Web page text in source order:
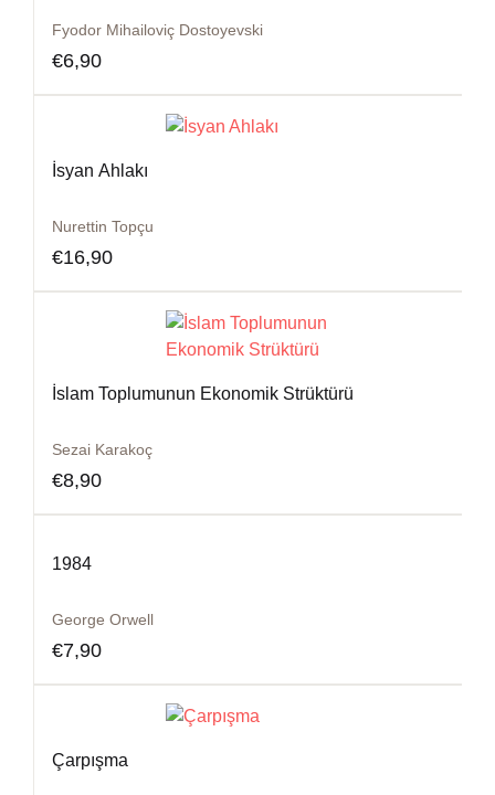
Fyodor Mihailoviç Dostoyevski
€6,90
İsyan Ahlakı
Nurettin Topçu
€16,90
İslam Toplumunun Ekonomik Strüktürü
Sezai Karakoç
€8,90
1984
George Orwell
€7,90
Çarpışma